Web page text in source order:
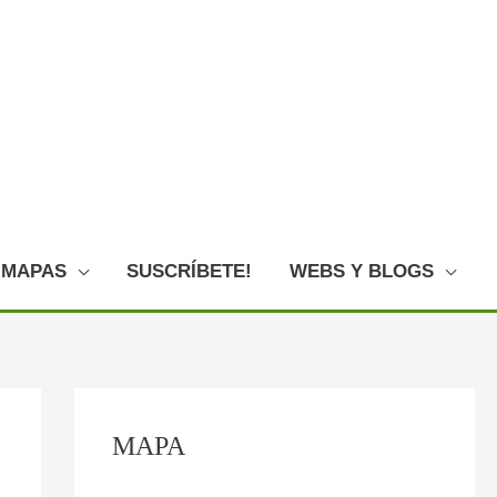
MAPAS SUSCRÍBETE! WEBS Y BLOGS
MAPA
o